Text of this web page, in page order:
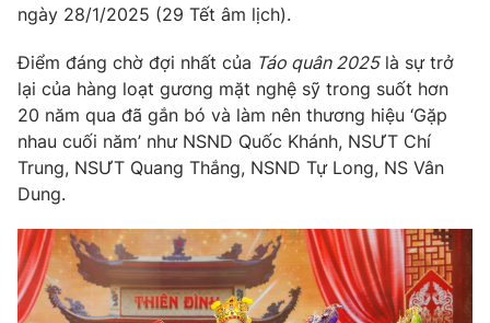
Phim VTV
Hậu trường
Nhân vật
Khán giả
Giải sao mai
Giải trí
Điện ảnh
Âm nhạc
Sao
Đời sống
Du lịch
Làm đẹp
Chất lượng cuộc sống
Giáo dục
Tuyển sinh
Học trực tuyến
Hitech Công nghệ tương lai
Sản phẩm
Giao lưu trực tuyến
ngày 28/1/2025 (29 Tết âm lịch).
Điểm đáng chờ đợi nhất của Táo quân 2025là sự trở
lại của hàng loạt gương mặt nghệ sỹ trong suốt hơn
20 năm qua đã gắn bó và làm nên thương hiệu ‘Gặp
nhau cuối năm’ như NSND Quốc Khánh, NSƯT Chí
Trung, NSƯT Quang Thắng, NSND Tự Long, NS Vân
Dung.